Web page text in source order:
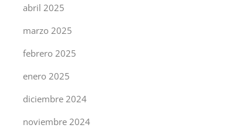
abril 2025
marzo 2025
febrero 2025
enero 2025
diciembre 2024
noviembre 2024